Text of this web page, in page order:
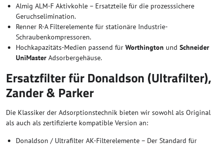
Almig ALM-F Aktivkohle – Ersatzteile für die prozesssichere
Geruchselimination.
Renner R-A Filterelemente für stationäre Industrie-
Schraubenkompressoren.
Hochkapazitäts-Medien passend für Worthington und Schneider
UniMaster Adsorbergehäuse.
Ersatzfilter für Donaldson (Ultrafilter),
Zander & Parker
Die Klassiker der Adsorptionstechnik bieten wir sowohl als Original
als auch als zertifizierte kompatible Version an:
Donaldson / Ultrafilter AK-Filterelemente – Der Standard für